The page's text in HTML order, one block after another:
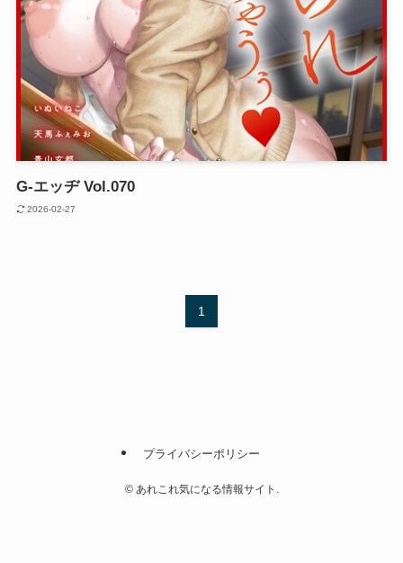
G-エッヂ Vol.070
2026-02-27
1
プライバシーポリシー
©あれこれ気になる情報サイト.